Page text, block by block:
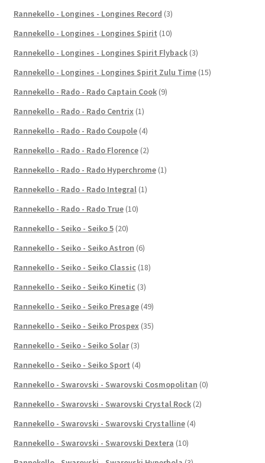
Rannekello - Longines - Longines Record (3)
Rannekello - Longines - Longines Spirit (10)
Rannekello - Longines - Longines Spirit Flyback (3)
Rannekello - Longines - Longines Spirit Zulu Time (15)
Rannekello - Rado - Rado Captain Cook (9)
Rannekello - Rado - Rado Centrix (1)
Rannekello - Rado - Rado Coupole (4)
Rannekello - Rado - Rado Florence (2)
Rannekello - Rado - Rado Hyperchrome (1)
Rannekello - Rado - Rado Integral (1)
Rannekello - Rado - Rado True (10)
Rannekello - Seiko - Seiko 5 (20)
Rannekello - Seiko - Seiko Astron (6)
Rannekello - Seiko - Seiko Classic (18)
Rannekello - Seiko - Seiko Kinetic (3)
Rannekello - Seiko - Seiko Presage (49)
Rannekello - Seiko - Seiko Prospex (35)
Rannekello - Seiko - Seiko Solar (3)
Rannekello - Seiko - Seiko Sport (4)
Rannekello - Swarovski - Swarovski Cosmopolitan (0)
Rannekello - Swarovski - Swarovski Crystal Rock (2)
Rannekello - Swarovski - Swarovski Crystalline (4)
Rannekello - Swarovski - Swarovski Dextera (10)